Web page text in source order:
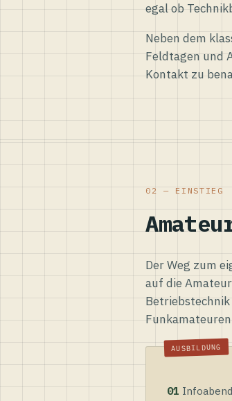
egal ob
Neben dem
Feldtagen und
Kontakt zu
02 — EINSTIEG
Der Weg zum
auf die
01